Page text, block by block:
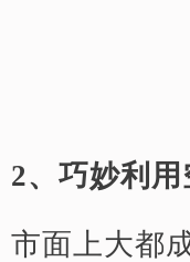
2、巧妙利用
市面上大都